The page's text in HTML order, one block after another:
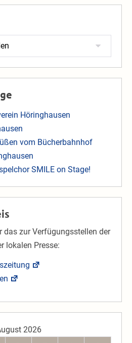
Höringhausen
vom Bücherbahnhof
SMILE on Stage!
das zur Verfügungsstellen der
lokalen Presse:
2026